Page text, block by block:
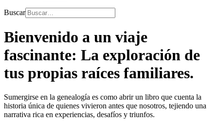
Buscar
Bienvenido a un viaje
fascinante: La exploración de
tus propias raíces familiares.
Sumergirse en la genealogía es como abrir un libro que cuenta la
historia única de quienes vivieron antes que nosotros, tejiendo una
narrativa rica en experiencias, desafíos y triunfos.